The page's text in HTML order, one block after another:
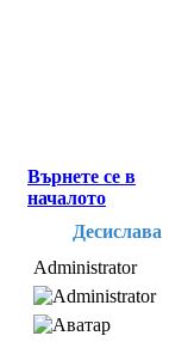
Върнете се в
началото
Десислава
Administrator